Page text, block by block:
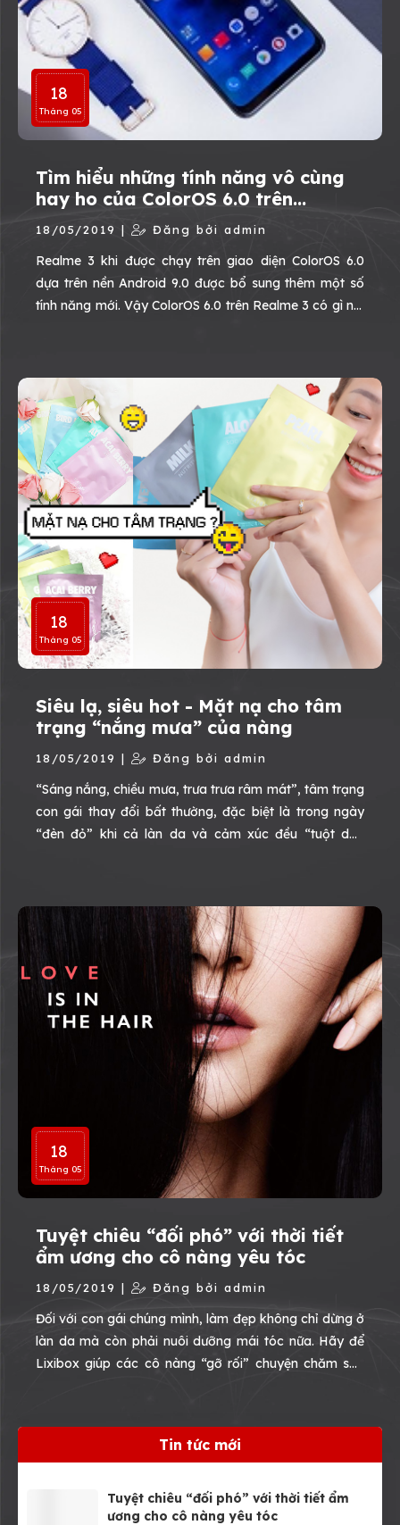
18
Tháng 05
Tìm hiểu những tính năng vô cùng
hay ho của ColorOS 6.0 trên
18/05/2019 | Đăng bởi admin
Realme 3 khi được chạy trên giao diện ColorOS 6.0
dựa trên nền Android 9.0 được bổ sung thêm một số
tính năng mới. Vậy ColorOS 6.0 trên Realme 3 có gì nổi
18
Tháng 05
Siêu lạ, siêu hot - Mặt nạ cho tâm
trạng “nắng mưa” của nàng
18/05/2019 | Đăng bởi admin
“Sáng nắng, chiều mưa, trưa trưa râm mát”, tâm trạng
con gái thay đổi bất thường, đặc biệt là trong ngày
“đèn đỏ” khi cả làn da và cảm xúc đều “tuột dốc
18
Tháng 05
Tuyệt chiêu “đối phó” với thời tiết
ẩm ương cho cô nàng yêu tóc
18/05/2019 | Đăng bởi admin
Đối với con gái chúng mình, làm đẹp không chỉ dừng ở
làn da mà còn phải nuôi dưỡng mái tóc nữa. Hãy để
Lixibox giúp các cô nàng “gỡ rối” chuyện chăm sóc
Tin tức mới
Tuyệt chiêu “đối phó” với thời tiết ẩm
ương cho cô nàng yêu tóc